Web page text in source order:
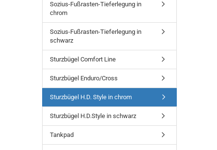
Sozius-Fußrasten-Tieferlegung in
chrom
Sozius-Fußrasten-Tieferlegung in
schwarz
Sturzbügel Comfort Line
Sturzbügel Enduro/Cross
Sturzbügel H.D. Style in chrom
Sturzbügel H.D.Style in schwarz
Tankpad